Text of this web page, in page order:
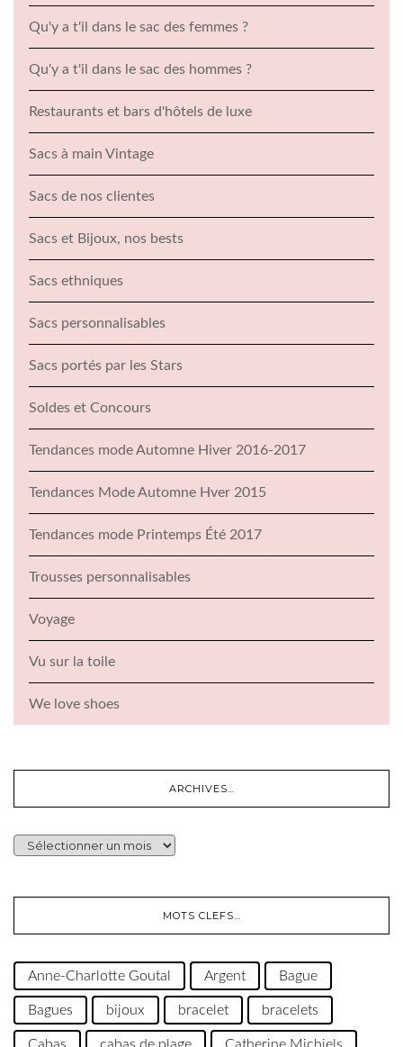
Qu'y a t'il dans le sac des femmes ?
Qu'y a t'il dans le sac des hommes ?
Restaurants et bars d'hôtels de luxe
Sacs à main Vintage
Sacs de nos clientes
Sacs et Bijoux, nos bests
Sacs ethniques
Sacs personnalisables
Sacs portés par les Stars
Soldes et Concours
Tendances mode Automne Hiver 2016-2017
Tendances Mode Automne Hver 2015
Tendances mode Printemps Été 2017
Trousses personnalisables
Voyage
Vu sur la toile
We love shoes
ARCHIVES…
ARCHIVES…
MOTS CLEFS…
Anne-Charlotte Goutal Argent Bague
Bagues bijoux bracelet bracelets
Cabas cabas de plage Catherine Michiels